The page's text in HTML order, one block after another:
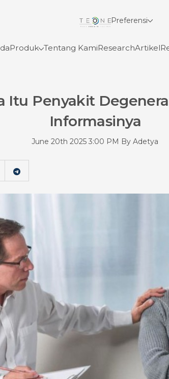
Produk
Betterdays
Lihat Detail
Lihat Detail
Tentang KamiResearchArtikel
Preferensi
Mata Uang
Betterdays
Lihat Detail
Glomore
Lihat Detail
Itu Penyakit
Informasinya
June 20th 2025 3:00 PM By Adetya